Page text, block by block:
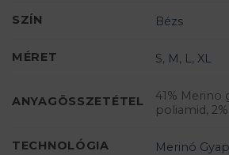
SZÍN Bézs
MÉRET S, M, L,XL
ANYAGÖSSZETÉTEL
41% Merino
poliamid,
TECHNOLÓGIA Merinó